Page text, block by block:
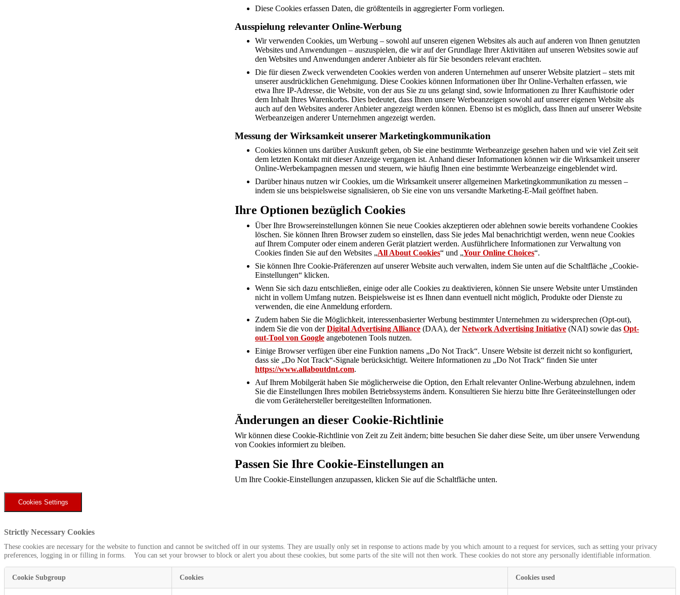
Diese Cookies erfassen Daten, die größtenteils in aggregierter Form vorliegen.
Ausspielung relevanter Online-Werbung
Wir verwenden Cookies, um Werbung – sowohl auf unseren eigenen Websites als auch auf anderen von Ihnen genutzten
Websites und Anwendungen – auszuspielen, die wir auf der Grundlage Ihrer Aktivitäten auf unseren Websites sowie auf
den Websites und Anwendungen anderer Anbieter als für Sie besonders relevant erachten.
Die für diesen Zweck verwendeten Cookies werden von anderen Unternehmen auf unserer Website platziert – stets mit
unserer ausdrücklichen Genehmigung. Diese Cookies können Informationen über Ihr Online-Verhalten erfassen, wie
etwa Ihre IP-Adresse, die Website, von der aus Sie zu uns gelangt sind, sowie Informationen zu Ihrer Kaufhistorie oder
dem Inhalt Ihres Warenkorbs. Dies bedeutet, dass Ihnen unsere Werbeanzeigen sowohl auf unserer eigenen Website als
auch auf den Websites anderer Anbieter angezeigt werden können. Ebenso ist es möglich, dass Ihnen auf unserer Website
Werbeanzeigen anderer Unternehmen angezeigt werden.
Messung der Wirksamkeit unserer Marketingkommunikation
Cookies können uns darüber Auskunft geben, ob Sie eine bestimmte Werbeanzeige gesehen haben und wie viel Zeit seit
dem letzten Kontakt mit dieser Anzeige vergangen ist. Anhand dieser Informationen können wir die Wirksamkeit unserer
Online-Werbekampagnen messen und steuern, wie häufig Ihnen eine bestimmte Werbeanzeige eingeblendet wird.
Darüber hinaus nutzen wir Cookies, um die Wirksamkeit unserer allgemeinen Marketingkommunikation zu messen –
indem sie uns beispielsweise signalisieren, ob Sie eine von uns versandte Marketing-E-Mail geöffnet haben.
Ihre Optionen bezüglich Cookies
Über Ihre Browsereinstellungen können Sie neue Cookies akzeptieren oder ablehnen sowie bereits vorhandene Cookies
löschen. Sie können Ihren Browser zudem so einstellen, dass Sie jedes Mal benachrichtigt werden, wenn neue Cookies
auf Ihrem Computer oder einem anderen Gerät platziert werden. Ausführlichere Informationen zur Verwaltung von
Cookies finden Sie auf den Websites „All About Cookies“ und „Your Online Choices“.
Sie können Ihre Cookie-Präferenzen auf unserer Website auch verwalten, indem Sie unten auf die Schaltfläche „Cookie-
Einstellungen“ klicken.
Wenn Sie sich dazu entschließen, einige oder alle Cookies zu deaktivieren, können Sie unsere Website unter Umständen
nicht in vollem Umfang nutzen. Beispielsweise ist es Ihnen dann eventuell nicht möglich, Produkte oder Dienste zu
verwenden, die eine Anmeldung erfordern.
Zudem haben Sie die Möglichkeit, interessenbasierter Werbung bestimmter Unternehmen zu widersprechen (Opt-out),
indem Sie die von derDigital Advertising Alliance (DAA), derNetwork Advertising Initiative (NAI) sowie das Opt-
out-Tool von Google angebotenen Tools nutzen.
Einige Browser verfügen über eine Funktion namens „Do Not Track“. Unsere Website ist derzeit nicht so konfiguriert,
dass sie „Do Not Track“-Signale berücksichtigt. Weitere Informationen zu „Do Not Track“ finden Sie unter
https://www.allaboutdnt.com.
Auf Ihrem Mobilgerät haben Sie möglicherweise die Option, den Erhalt relevanter Online-Werbung abzulehnen, indem
Sie die Einstellungen Ihres mobilen Betriebssystems ändern. Konsultieren Sie hierzu bitte Ihre Geräteeinstellungen oder
die vom Gerätehersteller bereitgestellten Informationen.
Änderungen an dieser Cookie-Richtlinie
Wir können diese Cookie-Richtlinie von Zeit zu Zeit ändern; bitte besuchen Sie daher diese Seite, um über unsere Verwendung
von Cookies informiert zu bleiben.
Passen Sie Ihre Cookie-Einstellungen an
Um Ihre Cookie-Einstellungen anzupassen, klicken Sie auf die Schaltfläche unten.
Cookies Settings
Strictly Necessary Cookies
These cookies are necessary for the website to function and cannot be switched off in our systems. They are usually only set in response to actions made by you which amount to a request for services, such as setting your privacy
preferences, logging in or filling in forms. You can set your browser to block or alert you about these cookies, but some parts of the site will not then work. These cookies do not store any personally identifiable information.
Cookie Subgroup Cookies Cookies used